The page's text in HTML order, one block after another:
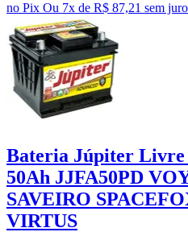
no Pix Ou 7x de R$ 87,21 sem
Bateria Júpiter Livre
50Ah JJFA50PD
SAVEIRO
VIRTUS